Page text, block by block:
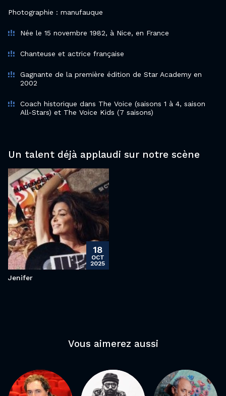
Photographie : manufauque
Née le 15 novembre 1982, à Nice, en France
Chanteuse et actrice française
Gagnante de la première édition de Star Academy en
2002
Coach historique dans The Voice (saisons 1 à 4, saison
All-Stars) et The Voice Kids (7 saisons)
Un talent déjà applaudi sur notre scène
18
OCT
2025
Jenifer
Vous aimerez aussi